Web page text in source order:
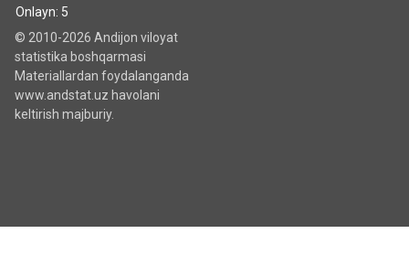
Onlayn: 5
© 2010-2026 Andijon viloyat
statistika boshqarmasi
Materiallardan foydalanganda
www.andstat.uz havolani
keltirish majburiy.